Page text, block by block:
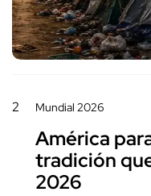
2 Mundial 2026
América
tradición
2026